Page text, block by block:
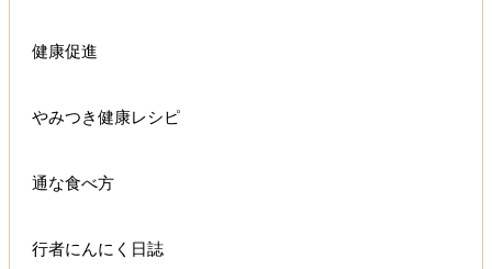
健康促進
やみつき健康レシピ
通な食べ方
行者にんにく日誌